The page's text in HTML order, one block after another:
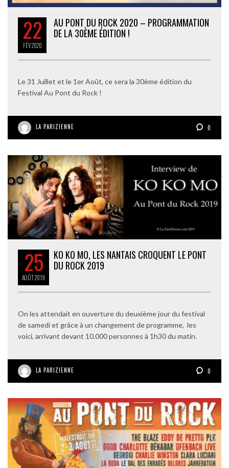
22
FÉV2020
AU PONT DU ROCK 2020 – PROGRAMMATION
DE LA 30ÈME ÉDITION !
Le 31 Juillet et le 1er Août, ce sera la 30ème édition du
Festival Au Pont du Rock !
LA PARIZIENNE 0
25
AOÛT2019
KO KO MO, LES NANTAIS CROQUENT LE PONT
DU ROCK 2019
On les attendait en ouverture du deuxième jour du festival
de samedi et grâce à un changement de programme, les
voici, arrivant devant 10.000 personnes à 1h30 du matin.
LA PARIZIENNE 0